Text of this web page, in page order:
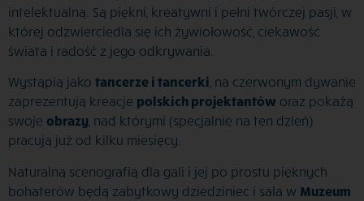
intelektualną. Są piękni, kreatywni i pełni twórczej pasji, w
której odzwierciedla się ich żywiołowość, ciekawość
świata i radość z jego odkrywania.
Wystąpią jako tancerze i tancerki , na czerwonym dywanie
zaprezentują kreacje polskich projektantów oraz pokażą
swoje obrazy , nad którymi (specjalnie na ten dzień)
pracują już od kilku miesięcy.
Naturalną scenografią dla gali i jej po prostu pięknych
bohaterów będą zabytkowy dziedziniec i sala w Muzeum